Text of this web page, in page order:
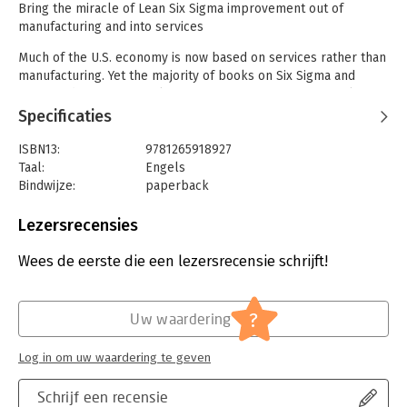
Bring the miracle of Lean Six Sigma improvement out of
manufacturing and into services
Much of the U.S. economy is now based on services rather than
manufacturing. Yet the majority of books on Six Sigma and
only how to implement these techniques in a manufacturing
environment.
Lean Six Sigma for Services fills the need for a service-based
approach, explaining how companies of all types can cost-
effectively translate manufacturing-oriented Lean Six Sigma
tools into the service delivery process.
improvements in organizations from Lockheed Martin to
executives and managers with the knowledge they need
to:Reduce service costs by 30 to 60 percent Improve service
delivery time by 50 percent Expand capacity by 20 percent
without adding staff
Specificaties
ISBN13:
9781265918927
Taal:
Engels
Bindwijze:
paperback
Lezersrecensies
Wees de eerste die een lezersrecensie schrijft!
Schrijf een recensie
Uw waardering ?
Log in om uw waardering te geven